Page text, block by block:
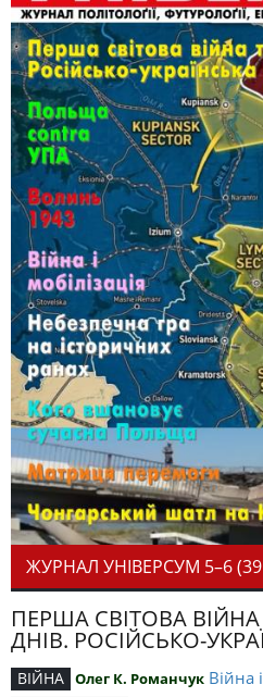
ЖУРНАЛ УНІВЕРСУМ 5–6
ПЕРША СВІТОВА
ДНІВ. РОСІЙСЬКО-
ВІЙНА Олег К. Романчук Війна